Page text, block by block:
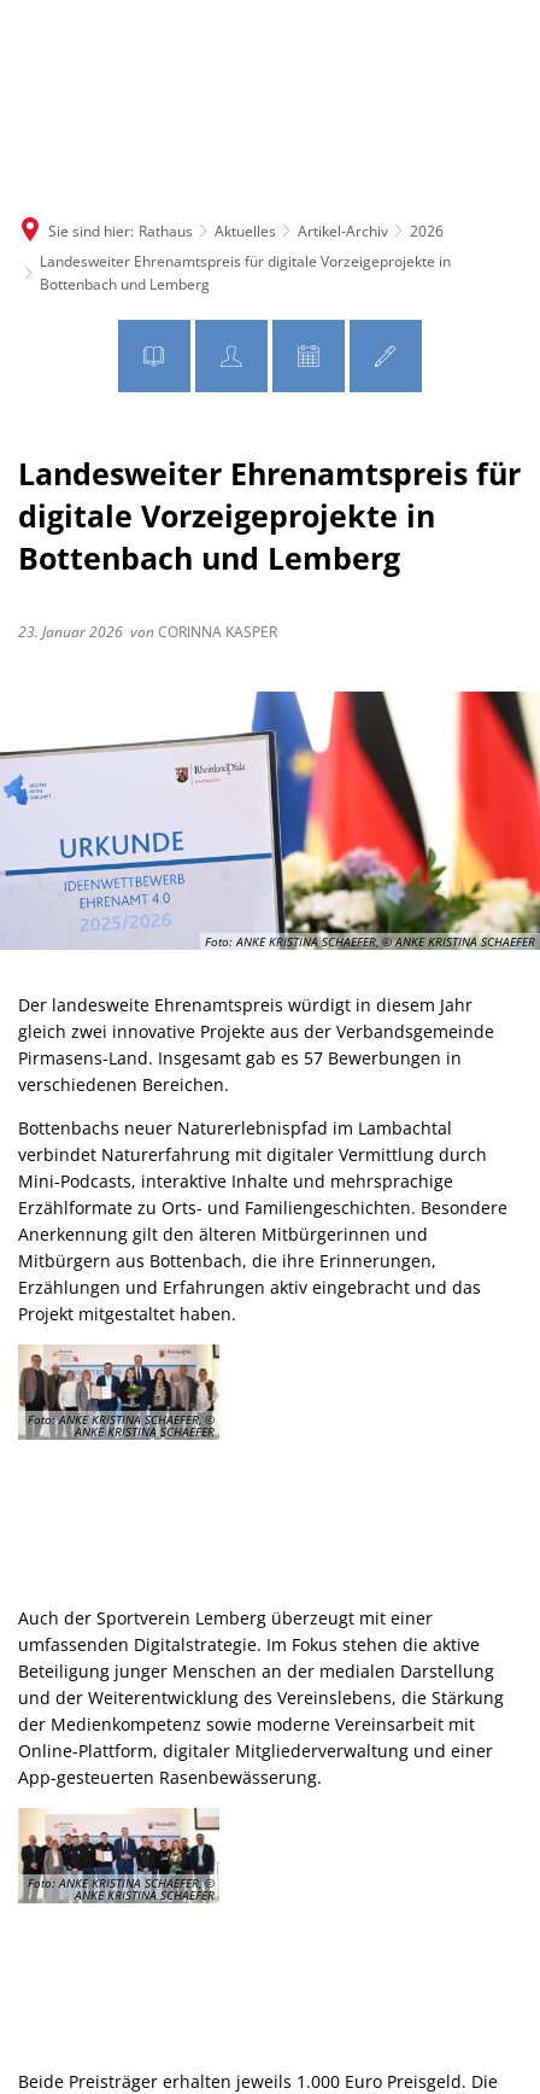
Sie sind hier: Rathaus Aktuelles Artikel-Archiv
2026
Landesweiter Ehrenamtspreis für digitale Vorzeigeprojekte in
Bottenbach und Lemberg
Landesweiter Ehrenamtspreis für
digitale Vorzeigeprojekte in
Bottenbach und Lemberg
23. Januar 2026 vonCORINNA KASPER
Foto: ANKE KRISTINA SCHAEFER, © ANKE KRISTINA SCHAEFER
Der landesweite Ehrenamtspreis würdigt in diesem Jahr
gleich zwei innovative Projekte aus der Verbandsgemeinde
Pirmasens-Land. Insgesamt gab es 57 Bewerbungen in
verschiedenen Bereichen.
Bottenbachs neuer Naturerlebnispfad im Lambachtal
verbindet Naturerfahrung mit digitaler Vermittlung durch
Mini-Podcasts, interaktive Inhalte und mehrsprachige
Erzählformate zu Orts- und Familiengeschichten. Besondere
Anerkennung gilt den älteren Mitbürgerinnen und
Mitbürgern aus Bottenbach, die ihre Erinnerungen,
Erzählungen und Erfahrungen aktiv eingebracht und das
Projekt mitgestaltet haben.
Foto: ANKE KRISTINA SCHAEFER, ©
ANKE KRISTINA SCHAEFER
Auch der Sportverein Lemberg überzeugt mit einer
umfassenden Digitalstrategie. Im Fokus stehen die aktive
Beteiligung junger Menschen an der medialen Darstellung
und der Weiterentwicklung des Vereinslebens, die Stärkung
der Medienkompetenz sowie moderne Vereinsarbeit mit
Online-Plattform, digitaler Mitgliederverwaltung und einer
App-gesteuerten Rasenbewässerung.
Foto: ANKE KRISTINA SCHAEFER, ©
ANKE KRISTINA SCHAEFER
Beide Preisträger erhalten jeweils 1.000 Euro Preisgeld. Die